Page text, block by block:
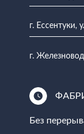
г. Ессентуки,
г.
Без